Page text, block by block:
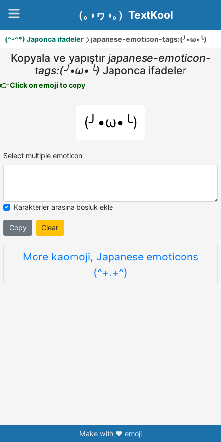
（｡◑ヮ◑｡）TextKool
(^-^*) Japonca ifadeler japanese-emoticon-tags:(╯•ω•╰)
Kopyala ve yapıştır japanese-emoticon-
tags:(╯•ω•╰) Japonca ifadeler
👉 Click on emoji to copy
(╯•ω•╰)
Select multiple emoticon
Karakterler arasına boşluk ekle
Copy Clear
More kaomoji, Japanese emoticons
(^+.+^)
Make with ❤️ emoji